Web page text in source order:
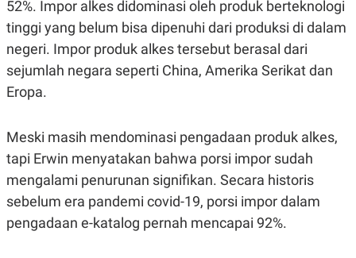
C
D
M
Y
L
A
E
.
I
D
N
G
A
N
A
C
N
R
J
A
E
I
52%. Impor alkes didominasi oleh produk berteknologi
tinggi yang belum bisa dipenuhi dari produksi di dalam
negeri. Impor produk alkes tersebut berasal dari
sejumlah negara seperti China, Amerika Serikat dan
Eropa.
Meski masih mendominasi pengadaan produk alkes,
tapi Erwin menyatakan bahwa porsi impor sudah
mengalami penurunan signifikan. Secara historis
sebelum era pandemi covid-19, porsi impor dalam
pengadaan e-katalog pernah mencapai 92%.